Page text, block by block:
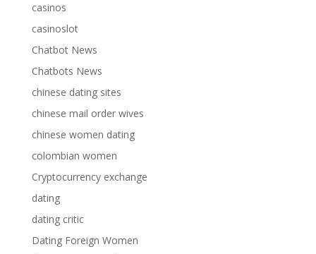
casinos
casinoslot
Chatbot News
Chatbots News
chinese dating sites
chinese mail order wives
chinese women dating
colombian women
Cryptocurrency exchange
dating
dating critic
Dating Foreign Women